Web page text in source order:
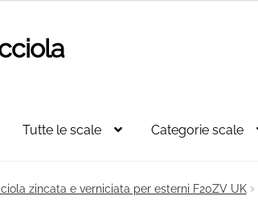
Tutte le scale Categorie scale
zincata e verniciata per esterni F20ZV UK
1.100,00€.